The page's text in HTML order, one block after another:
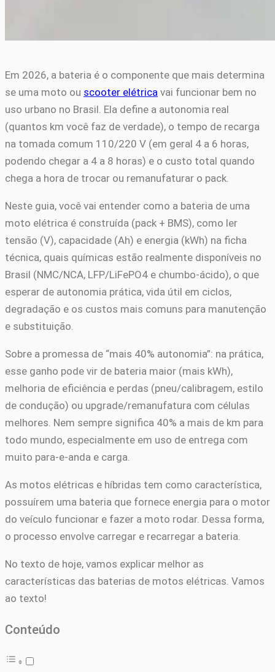
Em 2026, a bateria é o componente que mais determina
se uma moto ou scooter elétrica vai funcionar bem no
uso urbano no Brasil. Ela define a autonomia real
(quantos km você faz de verdade), o tempo de recarga
na tomada comum 110/220 V (em geral 4 a 6 horas,
podendo chegar a 4 a 8 horas) e o custo total quando
chega a hora de trocar ou remanufaturar o pack.
Neste guia, você vai entender como a bateria de uma
moto elétrica é construída (pack + BMS), como ler
tensão (V), capacidade (Ah) e energia (kWh) na ficha
técnica, quais químicas estão realmente disponíveis no
Brasil (NMC/NCA, LFP/LiFePO4 e chumbo-ácido), o que
esperar de autonomia prática, vida útil em ciclos,
degradação e os custos mais comuns para manutenção
e substituição.
Sobre a promessa de “mais 40% autonomia”: na prática,
esse ganho pode vir de bateria maior (mais kWh),
melhoria de eficiência e perdas (pneu/calibragem, estilo
de condução) ou upgrade/remanufatura com células
melhores. Nem sempre significa 40% a mais de km para
todo mundo, especialmente em uso de entrega com
muito para-e-anda e carga.
As motos elétricas e híbridas tem como característica,
possuírem uma bateria que fornece energia para o motor
do veículo funcionar e fazer a moto rodar. Dessa forma,
o processo envolve carregar e recarregar a bateria.
No texto de hoje, vamos explicar melhor as
características das baterias de motos elétricas. Vamos
ao texto!
Conteúdo